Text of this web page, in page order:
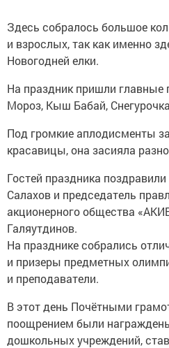
Здесь собралось большое
и взрослых, так как именно
Новогодней елки.
На праздник пришли главные
Мороз, Кыш Бабай,
Под громкие аплодисменты
красавицы, она засияла
Гостей праздника
Салахов и председатель
акционерного общества
Галяутдинов.
На празднике собрались
и призеры предметных
и преподаватели.
В этот день Почётными
поощрением были
дошкольных учреждений,